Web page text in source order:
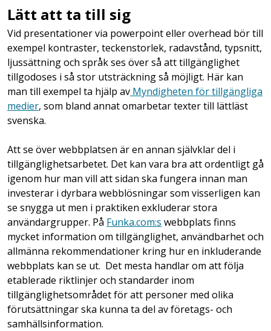
Lätt att ta till sig
Vid presentationer via powerpoint eller overhead bör till
exempel kontraster, teckenstorlek, radavstånd, typsnitt,
ljussättning och språk ses över så att tillgänglighet
tillgodoses i så stor utsträckning så möjligt. Här kan
man till exempel ta hjälp av Myndigheten för tillgängliga
medier, som bland annat omarbetar texter till lättläst
svenska.
Att se över webbplatsen är en annan självklar del i
tillgänglighetsarbetet. Det kan vara bra att ordentligt gå
igenom hur man vill att sidan ska fungera innan man
investerar i dyrbara webblösningar som visserligen kan
se snygga ut men i praktiken exkluderar stora
användargrupper. På Funka.com:s webbplats finns
mycket information om tillgänglighet, användbarhet och
allmänna rekommendationer kring hur en inkluderande
webbplats kan se ut. Det mesta handlar om att följa
etablerade riktlinjer och standarder inom
tillgänglighetsområdet för att personer med olika
förutsättningar ska kunna ta del av företags- och
samhällsinformation.